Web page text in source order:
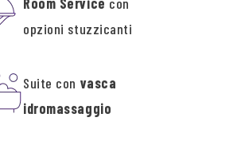
opzioni stuzzicanti
Suite con vasca
idromassaggio